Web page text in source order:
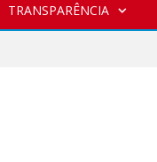
TRANSPARÊNCIA